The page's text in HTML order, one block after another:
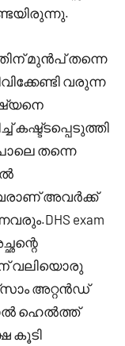
മുൻപ് തന്നെ
വരുന്ന
കഷ്ട്ടപ്പെടുത്തി
തന്നെ
അവർക്ക്
exam
വലിയൊരു
അറ്റൻഡ്
ഹെൽത്ത്
കൂടി